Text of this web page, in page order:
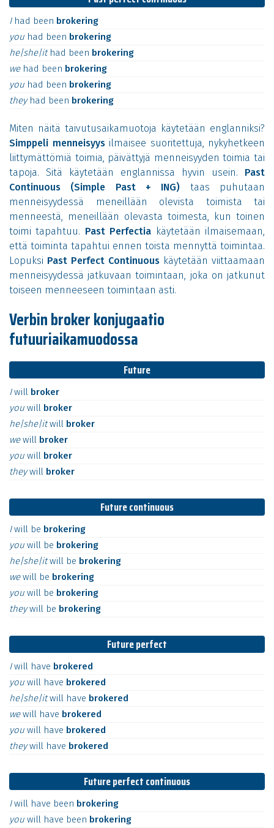
I had been brokering
you had been brokering
he|she|it had been brokering
we had been brokering
you had been brokering
they had been brokering
Miten näitä taivutusaikamuotoja käytetään englanniksi?
Simppeli menneisyysilmaisee suoritettuja, nykyhetkeen
liittymättömiä toimia, päivättyjä menneisyyden toimia tai
tapoja. Sitä käytetään englannissa hyvin usein. Past
Continuous (Simple Past + ING) taas puhutaan
menneisyydessä meneillään olevista toimista tai
menneestä, meneillään olevasta toimesta, kun toinen
toimi tapahtuu. Past Perfectia käytetään ilmaisemaan,
että toiminta tapahtui ennen toista mennyttä toimintaa.
Lopuksi Past Perfect Continuous käytetään viittaamaan
menneisyydessä jatkuvaan toimintaan, joka on jatkunut
toiseen menneeseen toimintaan asti.
Verbin broker konjugaatio
futuuriaikamuodossa
Future
Iwill broker
you will broker
he|she|itwill broker
wewill broker
you will broker
theywill broker
Future continuous
Iwill be brokering
you will be brokering
he|she|itwill be brokering
wewill be brokering
you will be brokering
theywill be brokering
Future perfect
Iwill have brokered
you will have brokered
he|she|itwill have brokered
wewill have brokered
you will have brokered
theywill have brokered
Future perfect continuous
Iwill have been brokering
you will have been brokering